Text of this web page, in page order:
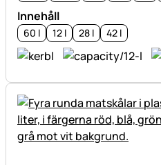
Innehåll
60 l 12 l 28 l 42 l